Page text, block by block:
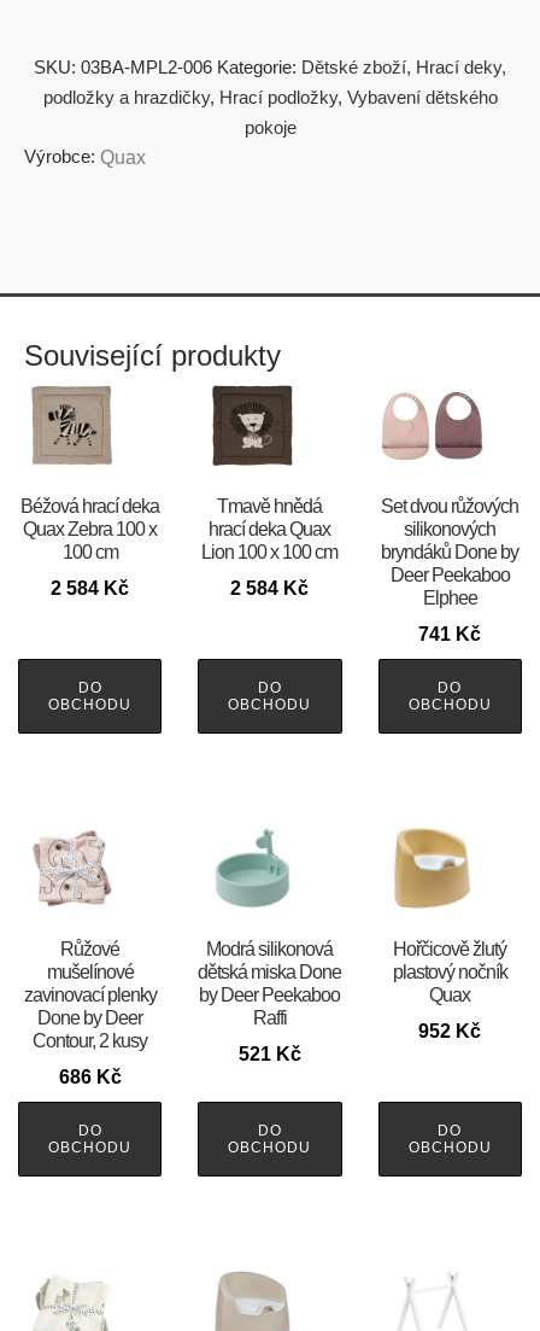
SKU: 03BA-MPL2-006 Kategorie: Dětské zboží, Hrací deky,
podložky a hrazdičky, Hrací podložky, Vybavení dětského
pokoje
Výrobce: Quax
Související produkty
Béžová hrací deka
Quax Zebra 100 x
100 cm
2 584 Kč
DO
OBCHODU
Tmavě hnědá
hrací deka Quax
Lion 100 x 100 cm
2 584 Kč
DO
OBCHODU
Set dvou růžových
silikonových
bryndáků Done by
Deer Peekaboo
Elphee
741 Kč
DO
OBCHODU
Růžové
mušelínové
zavinovací plenky
Done by Deer
Contour, 2 kusy
686 Kč
DO
OBCHODU
Modrá silikonová
dětská miska Done
by Deer Peekaboo
Raffi
521 Kč
DO
OBCHODU
Hořčicově žlutý
plastový nočník
Quax
952 Kč
DO
OBCHODU